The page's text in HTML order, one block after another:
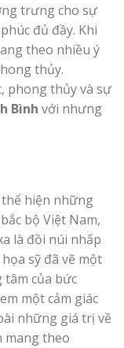
trưng cho sự
đủ đầy. Khi
theo nhiều ý
thủy.
phong thủy và sự
Bình với nhưng
hiện những
bộ Việt Nam,
là đồi núi nhấp
sỹ đã vẽ một
của bức
một cảm giác
những giá trị về
mang theo